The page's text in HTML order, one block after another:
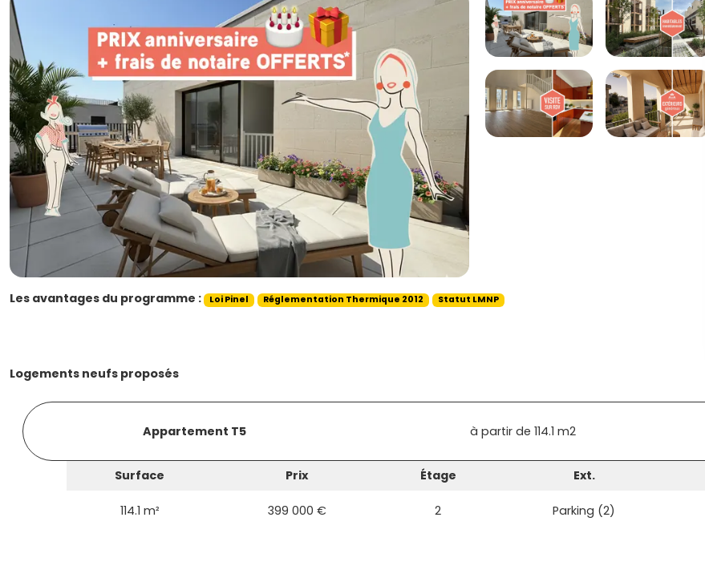
Les avantages du programme : Loi Pinel Réglementation Thermique 2012 Statut LMNP
Logements neufs proposés
Appartement T5 à partir de 114.1 m2
Surface Prix Étage Ext.
114.1 m² 399 000 € 2 Parking (2)